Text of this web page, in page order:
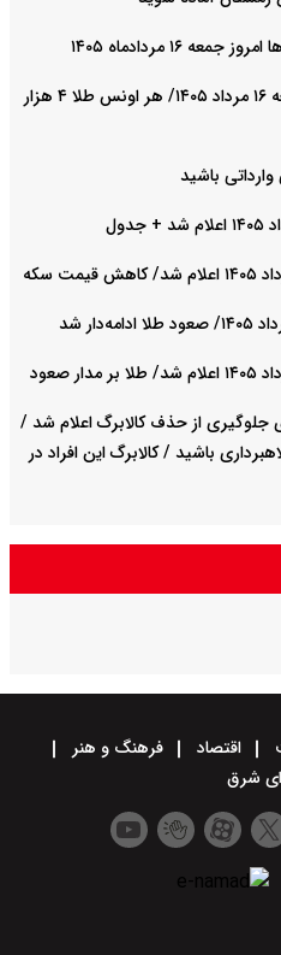
مردادماه ۱۴۰۵
آخرین قیمت طلا و سکه امروز جمعه ۱۶ مرداد ۱۴۰۵/ هر اونس طلا ۴ هزار
باشید
از حذف کالابرگ اعلام شد /
باشید / کالابرگ این افراد در
اقتصاد
فرهنگ و هنر
شرق